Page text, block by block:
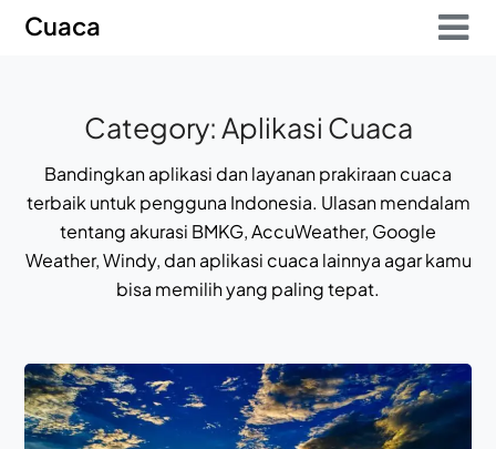
Skip
SkipCuaca
Category:Aplikasi Cuaca
Bandingkan aplikasi dan layanan prakiraan cuaca
terbaik untuk pengguna Indonesia. Ulasan mendalam
tentang akurasi BMKG, AccuWeather, Google
Weather, Windy, dan aplikasi cuaca lainnya agar kamu
bisa memilih yang paling tepat.